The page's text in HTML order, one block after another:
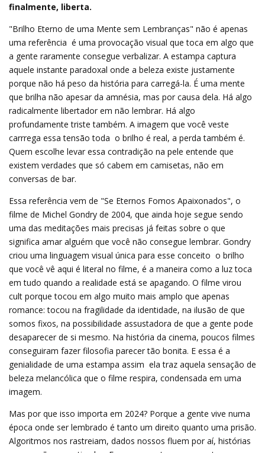
finalmente, liberta.
"Brilho Eterno de uma Mente sem Lembranças" não é apenas
uma referência  é uma provocação visual que toca em algo que
a gente raramente consegue verbalizar. A estampa captura
aquele instante paradoxal onde a beleza existe justamente
porque não há peso da história para carregá-la. É uma mente
que brilha não apesar da amnésia, mas por causa dela. Há algo
radicalmente libertador em não lembrar. Há algo
profundamente triste também. A imagem que você veste
carrrega essa tensão toda  o brilho é real, a perda também é.
Quem escolhe levar essa contradição na pele entende que
existem verdades que só cabem em camisetas, não em
conversas de bar.
Essa referência vem de "Se Eternos Fomos Apaixonados", o
filme de Michel Gondry de 2004, que ainda hoje segue sendo
uma das meditações mais precisas já feitas sobre o que
significa amar alguém que você não consegue lembrar. Gondry
criou uma linguagem visual única para esse conceito  o brilho
que você vê aqui é literal no filme, é a maneira como a luz toca
em tudo quando a realidade está se apagando. O filme virou
cult porque tocou em algo muito mais amplo que apenas
romance: tocou na fragilidade da identidade, na ilusão de que
somos fixos, na possibilidade assustadora de que a gente pode
desaparecer de si mesmo. Na história da cinema, poucos filmes
conseguiram fazer filosofia parecer tão bonita. E essa é a
genialidade de uma estampa assim  ela traz aquela sensação de
beleza melancólica que o filme respira, condensada em uma
imagem.
Mas por que isso importa em 2024? Porque a gente vive numa
época onde ser lembrado é tanto um direito quanto uma prisão.
Algoritmos nos rastreiam, dados nossos fluem por aí, histórias